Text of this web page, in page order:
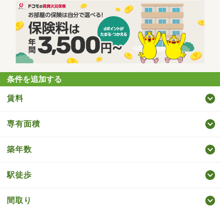
条件を追加する
賃料
専有面積
築年数
駅徒歩
間取り